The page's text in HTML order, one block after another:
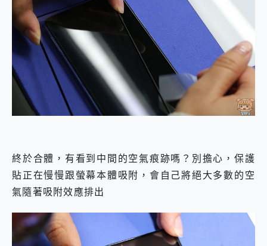
終於合體，有看到中間的空氣痕跡嗎？別擔心，保護
貼正在慢慢跟螢幕本體吸附，會自己將絕大多數的空
氣隨著吸附效應排出